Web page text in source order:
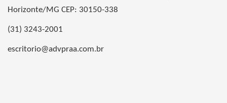
Horizonte/MG CEP: 30150-338
(31) 3243-2001
escritorio@advpraa.com.br